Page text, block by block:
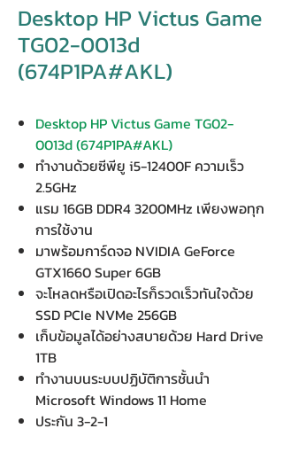
Desktop HP Victus Game
TG02-0013d
(674P1PA#AKL)
Desktop HP Victus Game TG02-
0013d (674P1PA#AKL)
ทำงานด้วยซีพียู i5-12400F ความเร็ว
2.5GHz
แรม 16GB DDR4 3200MHz เพียงพอทุก
การใช้งาน
มาพร้อมการ์ดจอ NVIDIA GeForce
GTX1660 Super 6GB
จะโหลดหรือเปิดอะไรก็รวดเร็วทันใจด้วย
SSD PCIe NVMe 256GB
เก็บข้อมูลได้อย่างสบายด้วย Hard Drive
1TB
ทำงานบนระบบปฏิบัติการชั้นนำ
Microsoft Windows 11 Home
ประกัน 3-2-1